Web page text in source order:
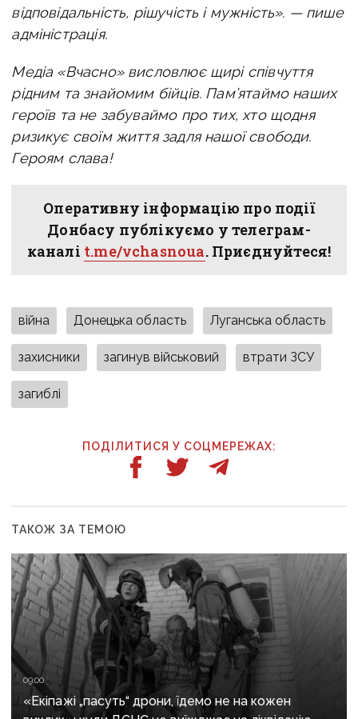
відповідальність, рішучість і мужність». — пише
адміністрація.
Медіа «Вчасно» висловлює щирі співчуття
рідним та знайомим бійців. Пам’ятаймо наших
героїв та не забуваймо про тих, хто щодня
ризикує своїм життя задля нашої свободи.
Героям слава!
Оперативну інформацію про події
Донбасу публікуємо у телеграм-
каналі t.me/vchasnoua. Приєднуйтеся!
війна Донецька область Луганська область
захисники загинув військовий втрати ЗСУ
загиблі
ПОДІЛИТИСЯ У СОЦМЕРЕЖАХ:
ТАКОЖ ЗА ТЕМОЮ
09:00
«Екіпажі „пасуть“ дрони, їдемо не на кожен